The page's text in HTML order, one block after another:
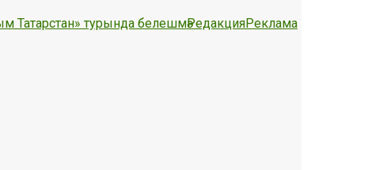
Татарстан» турында белешмәРедакцияРеклама